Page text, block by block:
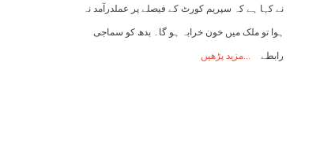
نے کہا ہے کہ سپریم کورٹ کے فیصلے پر عملدرآمد نہ
ہوا تو ملک میں خون خرابہ ہو گا۔ بدھ کو سماجی
رابطے مزید پڑھیں